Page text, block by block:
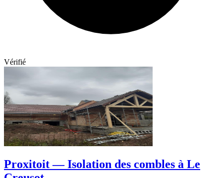
Vérifié
Proxitoit — Isolation des combles à Le